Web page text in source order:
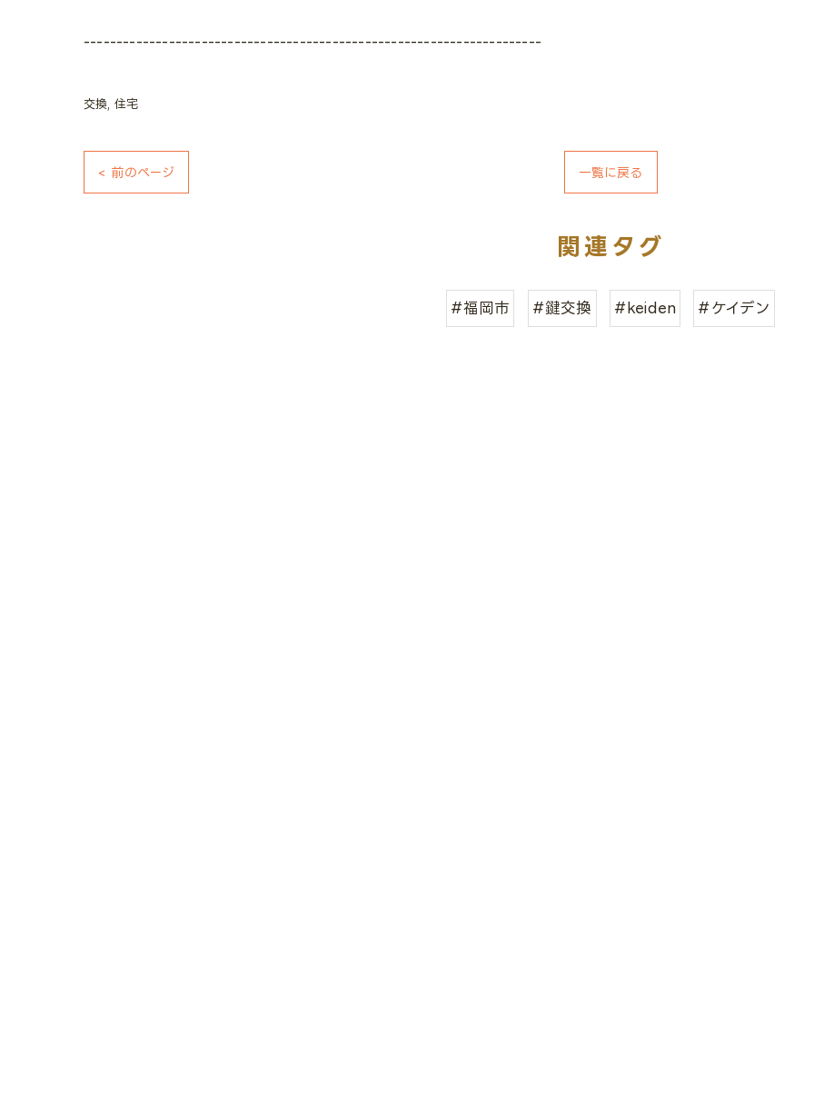
----------------------------------------------------------------------
交換 住宅
< 前のページ 一覧に戻る
関連タグ
#福岡市 #鍵交換 #keiden #ケイデン